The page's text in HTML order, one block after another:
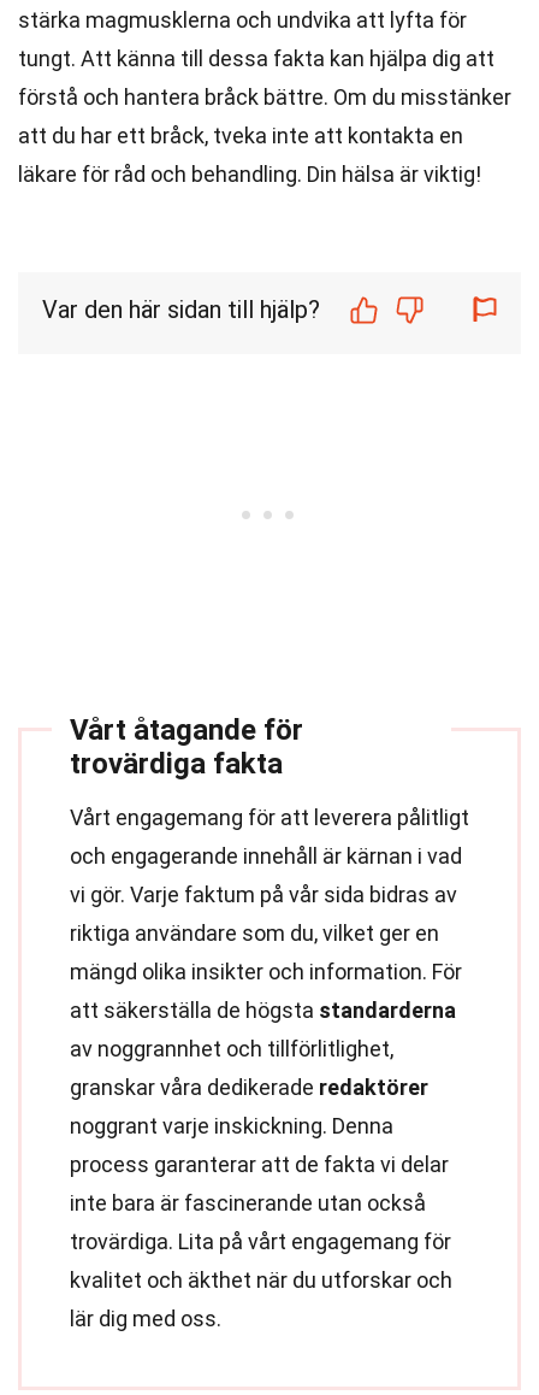
stärka magmusklerna och undvika att lyfta för
tungt. Att känna till dessa fakta kan hjälpa dig att
förstå och hantera bråck bättre. Om du misstänker
att du har ett bråck, tveka inte att kontakta en
läkare för råd och behandling. Din hälsa är viktig!
Var den här sidan till hjälp?
Vårt åtagande för
trovärdiga fakta
Vårt engagemang för att leverera pålitligt
och engagerande innehåll är kärnan i vad
vi gör. Varje faktum på vår sida bidras av
riktiga användare som du, vilket ger en
mängd olika insikter och information. För
att säkerställa de högsta standarderna
av noggrannhet och tillförlitlighet,
granskar våra dedikerade redaktörer
noggrant varje inskickning. Denna
process garanterar att de fakta vi delar
inte bara är fascinerande utan också
trovärdiga. Lita på vårt engagemang för
kvalitet och äkthet när du utforskar och
lär dig med oss.